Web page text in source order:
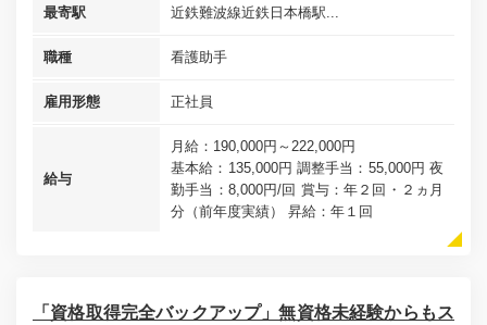
最寄駅 近鉄難波線近鉄日本橋駅...
職種 看護助手
雇用形態 正社員
給与
月給：190,000円～222,000円
基本給：135,000円 調整手当：55,000円 夜
勤手当：8,000円/回 賞与：年２回・２ヵ月
分（前年度実績） 昇給：年１回
「資格取得完全バックアップ」無資格未経験からもス